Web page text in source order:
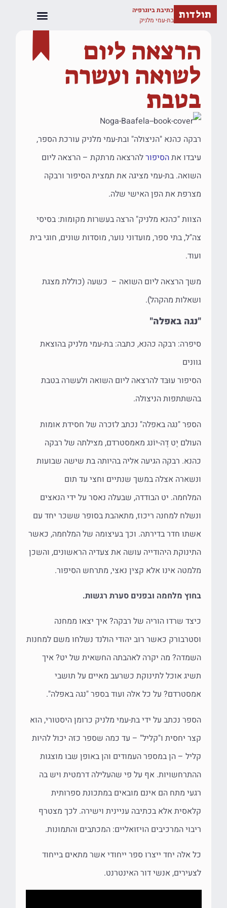
תולדות
כתיבת ביוגרפיה
בת-עמי מלניק
הרצאה ליום
לשואה ועשרה
בטבת
רבקה כהנא "הניצולה" ובת-עמי מלניק עורכת הספר,
עיבדו אתהסיפורלהרצאה מרתקת – הרצאה ליום
השואה. בת-עמי מציגה את תמצית הסיפור ורבקה
מצרפת את הפן האישי שלה.
הצוות "כהנא מלניק" הרצה בעשרות מקומות: בסיסי
צה"ל, בתי ספר, מועדוני נוער, מוסדות שונים, חוגי בית
ועוד.
משך הרצאה ליום השואה – כשעה (כוללת מצגת
ושאלות מהקהל).
"נגה באפלה"
סיפרה: רבקה כהנא, כתבה: בת-עמי מלניק בהוצאת
גוונים
הסיפור עוּבּד להרצאה ליום השואה ולעשרה בטבת
בהשתתפות הניצולה.
הספר "נגה באפלה" נכתב לזכרה של חסידת אומות
העולם יֶט דֶה-יוֹנג מאמסטרדם, מצילתה של רבקה
כהנא. רבקה הגיעה אליה בהיותה בת שישה שבועות
ונשארה אצלה במשך שנתיים וחצי עד תום
המלחמה. יט הבודדה, שבעלה נאסר על ידי הנאצים
ונשלח למחנה ריכוז, מתאהבת בסופר ששכר יחד עם
אשתו חדר בדירתה. וכך בעיצומה של המלחמה, כאשר
התינוקת היהודייה עושה את צעדיה הראשונים, והשכן
מלמטה אינו אלא קצין נאצי, מתרחש הסיפור.
בחוץ מלחמה ובפנים סערת רגשות.
כיצד שרדו הוריה של רבקה? איך יצאו ממחנה
וסטרבורק כאשר רוב יהודי הולנד נשלחו משם למחנות
השמדה? מה יקרה לאהבתה החשאית של יט? איך
תשיג אוכל לתינוקת כשרעב מאיים על תושבי
אמסטרדם? על כל אלה ועוד בספר "נגה באפלה".
הספר נכתב על ידי בת-עמי מלניק כרומן היסטורי, הוא
קצר יחסית ו"קליל" – עד כמה שספר כזה יכול להיות
קליל – הן במספר העמודים והן באופן שבו מוצגות
ההתרחשויות. אף על פי שהעלילה דרמטית ויש בה
רגעי מתח הם אינם מובאים במתכונת ספרותית
קלאסית אלא בכתיבה עניינית וישירה. לכך מצטרף
ריבוי המרכיבים הויזואליים: המכתבים והתמונות.
כל אלה יחד ייצרו ספר ייחודי אשר מתאים בייחוד
לצעירים, אנשי דור האינטרנט.